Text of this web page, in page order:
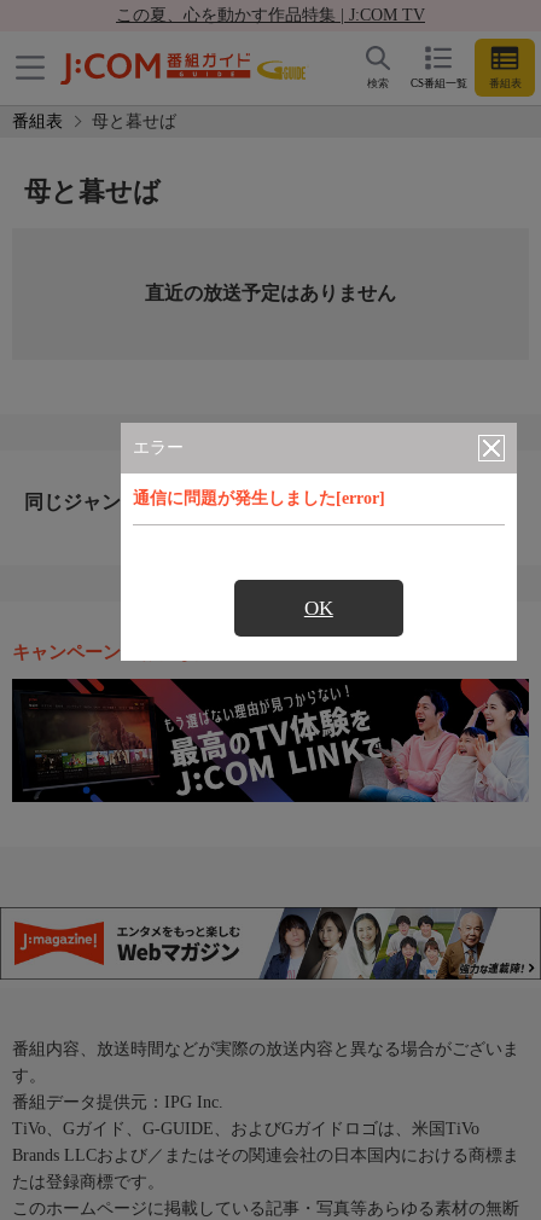
この夏、心を動かす作品特集 | J:COM TV
CS番組一覧 番組表
検索
番組表 母と暮せば
エラー
通信に問題が発生しました[error]
OK
母と暮せば
直近の放送予定はありません
同じジャンルのおすすめ番組
キャンペーン・お得な情報
番組内容、放送時間などが実際の放送内容と異なる場合がございま
す。
番組データ提供元：IPG Inc.
TiVo、Gガイド、G-GUIDE、およびGガイドロゴは、米国TiVo
Brands LLCおよび／またはその関連会社の日本国内における商標ま
たは登録商標です。
このホームページに掲載している記事・写真等あらゆる素材の無断